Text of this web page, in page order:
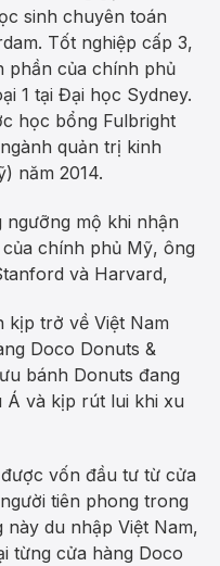
sinh chuyên toán
Tốt nghiệp cấp 3,
phần của chính phủ
1 tại Đại học Sydney.
học bổng Fulbright
quản trị kinh
năm 2014.
mộ khi nhận
chính phủ Mỹ, ông
và Harvard,
kịp trở về Việt Nam
Doco Donuts &
bánh Donuts đang
và kịp rút lui khi xu
vốn đầu tư từ cửa
tiên phong trong
du nhập Việt Nam,
từng cửa hàng Doco